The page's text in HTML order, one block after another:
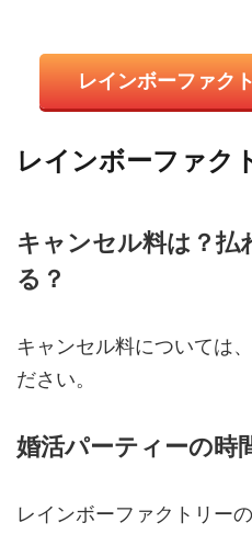
レインボーファク
レインボーファク
キャンセル料は？払
る？
キャンセル料については
ださい。
婚活パーティーの時
レインボーファクトリー